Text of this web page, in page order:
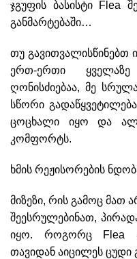
ჯგუფის ბასისტი Flea
განმარტებაში…
თუ გავითვალისწინებთ
ერთ-ერთი
ღონისძიებაა, მე
სწორი
ცოცხალი იყო და
კომფორტს.
ხმის რეჟისორების
მიზეზი, რის გამოც მათ
შეესრულებინათ,
იყო. როგორც Flea
თავიდან აიცილეს ცუდი